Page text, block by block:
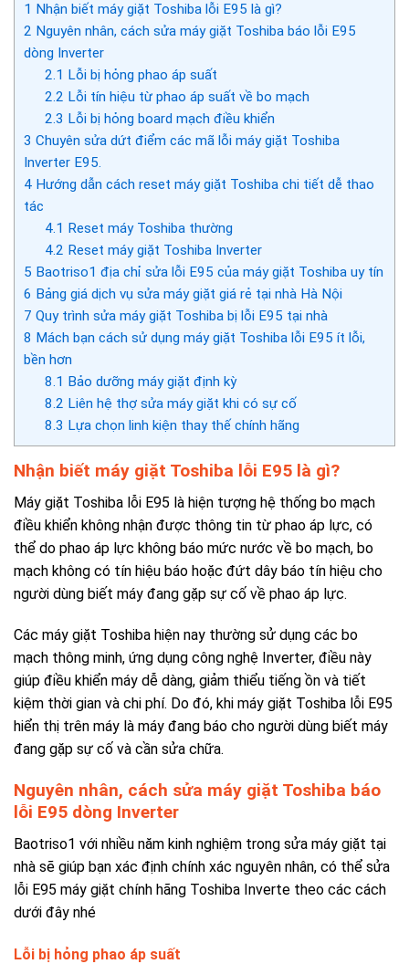
1 Nhận biết máy giặt Toshiba lỗi E95 là gì?
2 Nguyên nhân, cách sửa máy giặt Toshiba báo lỗi E95
dòng Inverter
2.1 Lỗi bị hỏng phao áp suất
2.2 Lỗi tín hiệu từ phao áp suất về bo mạch
2.3 Lỗi bị hỏng board mạch điều khiển
3 Chuyên sửa dứt điểm các mã lỗi máy giặt Toshiba
Inverter E95.
4 Hướng dẫn cách reset máy giặt Toshiba chi tiết dễ thao
tác
4.1 Reset máy Toshiba thường
4.2 Reset máy giặt Toshiba Inverter
5 Baotriso1 địa chỉ sửa lỗi E95 của máy giặt Toshiba uy tín
6 Bảng giá dịch vụ sửa máy giặt giá rẻ tại nhà Hà Nội
7 Quy trình sửa máy giặt Toshiba bị lỗi E95 tại nhà
8 Mách bạn cách sử dụng máy giặt Toshiba lỗi E95 ít lỗi,
bền hơn
8.1 Bảo dưỡng máy giặt định kỳ
8.2 Liên hệ thợ sửa máy giặt khi có sự cố
8.3 Lựa chọn linh kiện thay thế chính hãng
Nhận biết máy giặt Toshiba lỗi E95 là gì?
Máy giặt Toshiba lỗi E95 là hiện tượng hệ thống bo mạch
điều khiển không nhận được thông tin từ phao áp lực, có
thể do phao áp lực không báo mức nước về bo mạch, bo
mạch không có tín hiệu báo hoặc đứt dây báo tín hiệu cho
người dùng biết máy đang gặp sự cố về phao áp lực.
Các máy giặt Toshiba hiện nay thường sử dụng các bo
mạch thông minh, ứng dụng công nghệ Inverter, điều này
giúp điều khiển máy dễ dàng, giảm thiểu tiếng ồn và tiết
kiệm thời gian và chi phí. Do đó, khi máy giặt Toshiba lỗi E95
hiển thị trên máy là máy đang báo cho người dùng biết máy
đang gặp sự cố và cần sửa chữa.
Nguyên nhân, cách sửa máy giặt Toshiba báo
lỗi E95 dòng Inverter
Baotriso1 với nhiều năm kinh nghiệm trong sửa máy giặt tại
nhà sẽ giúp bạn xác định chính xác nguyên nhân, có thể sửa
lỗi E95 máy giặt chính hãng Toshiba Inverte theo các cách
dưới đây nhé
Lỗi bị hỏng phao áp suất